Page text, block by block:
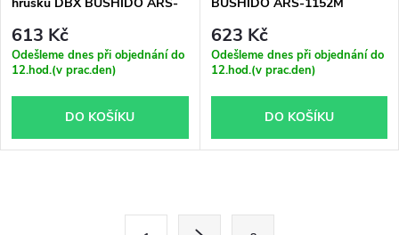
613 Kč
Odešleme dnes při objednání do
12.hod.(v prac.den)
DO KOŠÍKU
623 Kč
Odešleme dnes při objednání do
12.hod.(v prac.den)
DO KOŠÍKU